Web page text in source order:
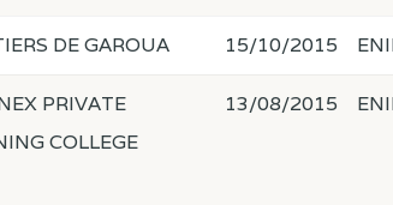
DE GAROUA 15/10/2015
PRIVATE
COLLEGE
13/08/2015